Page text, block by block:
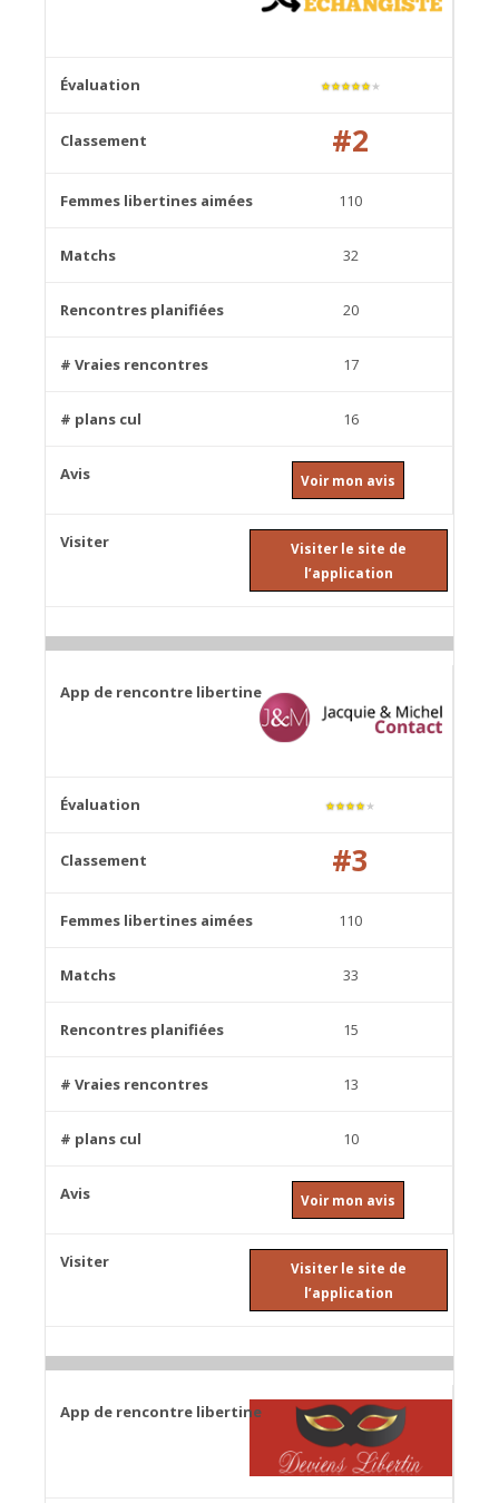
★★★★★★
#2
110
32
20
17
16
Voir mon avis
Visiter le site de
l’application
★★★★★
#3
110
33
15
13
10
Voir mon avis
Visiter le site de
l’application